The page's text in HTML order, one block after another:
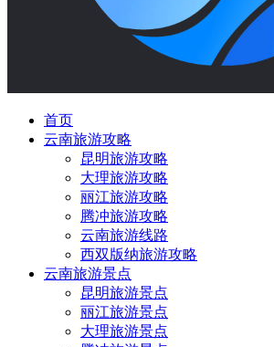
首页
云南旅游攻略
昆明旅游攻略
大理旅游攻略
丽江旅游攻略
腾冲旅游攻略
云南旅游线路
西双版纳旅游攻略
云南旅游景点
昆明旅游景点
丽江旅游景点
大理旅游景点